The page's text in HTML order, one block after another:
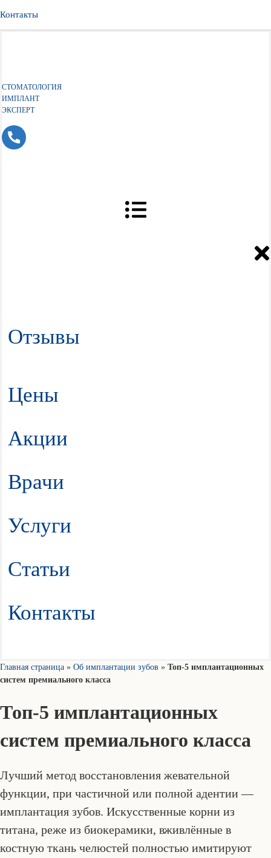
Контакты
СТОМАТОЛОГИЯ
ИМПЛАНТ
ЭКСПЕРТ
Отзывы
Цены
Акции
Врачи
Услуги
Статьи
Контакты
Главная страница » Об имплантации зубов » Топ-5 имплантационных
систем премиального класса
Топ-5 имплантационных
систем премиального класса
Лучший метод восстановления жевательной
функции, при частичной или полной адентии —
имплантация зубов. Искусственные корни из
титана, реже из биокерамики, вживлённые в
костную ткань челюстей полностью имитируют